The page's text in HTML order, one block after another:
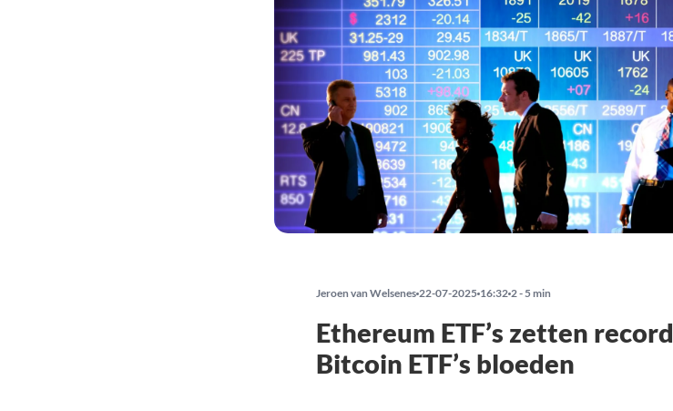
Jeroen van Welsenes 22-07-2025 16:32 2 - 5 min
Ethereum ETF’s zetten
Bitcoin ETF’s bloeden